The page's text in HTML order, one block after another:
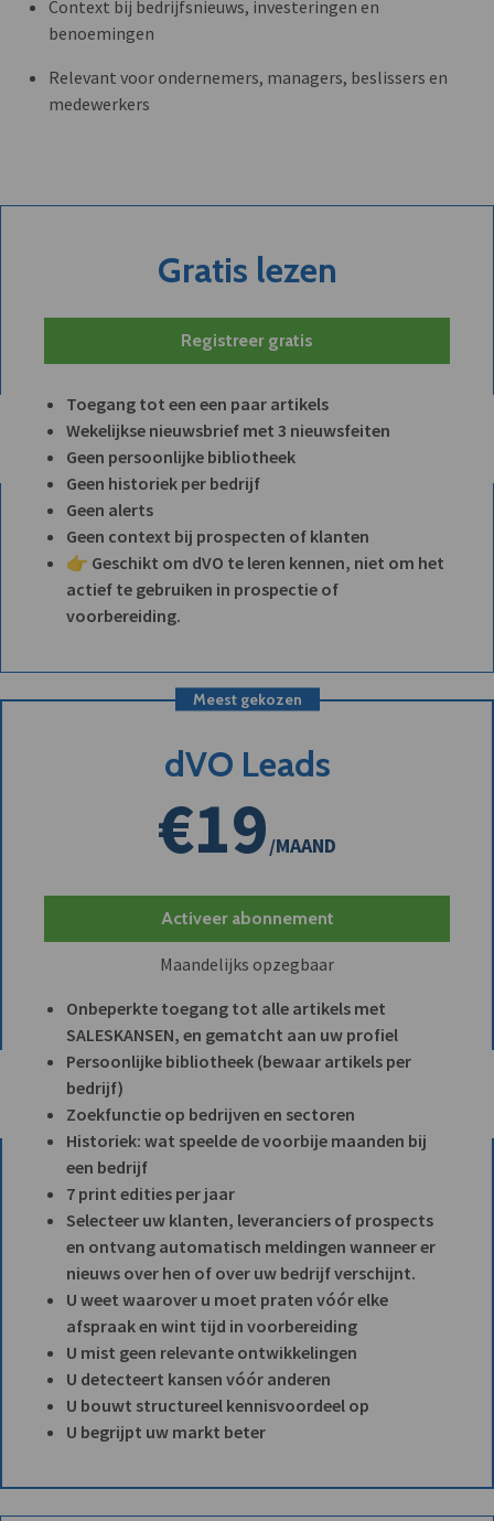
Context bij bedrijfsnieuws, investeringen en
benoemingen
Relevant voor ondernemers, managers, beslissers en
medewerkers
Gratis lezen
Registreer gratis
Toegang tot een een paar artikels
Wekelijkse nieuwsbrief met 3 nieuwsfeiten
Geen persoonlijke bibliotheek
Geen historiek per bedrijf
Geen alerts
Geen context bij prospecten of klanten
👉 Geschikt om dVO te leren kennen, niet om het
actief te gebruiken in prospectie of
voorbereiding.
Meest gekozen
dVO Leads
€19/MAAND
Activeer abonnement
Maandelijks opzegbaar
Onbeperkte toegang tot alle artikels met
SALESKANSEN, en gematcht aan uw profiel
Persoonlijke bibliotheek (bewaar artikels per
bedrijf)
Zoekfunctie op bedrijven en sectoren
Historiek: wat speelde de voorbije maanden bij
een bedrijf
7 print edities per jaar
Selecteer uw klanten, leveranciers of prospects
en ontvang automatisch meldingen wanneer er
nieuws over hen of over uw bedrijf verschijnt.
U weet waarover u moet praten vóór elke
afspraak en wint tijd in voorbereiding
U mist geen relevante ontwikkelingen
U detecteert kansen vóór anderen
U bouwt structureel kennisvoordeel op
U begrijpt uw markt beter